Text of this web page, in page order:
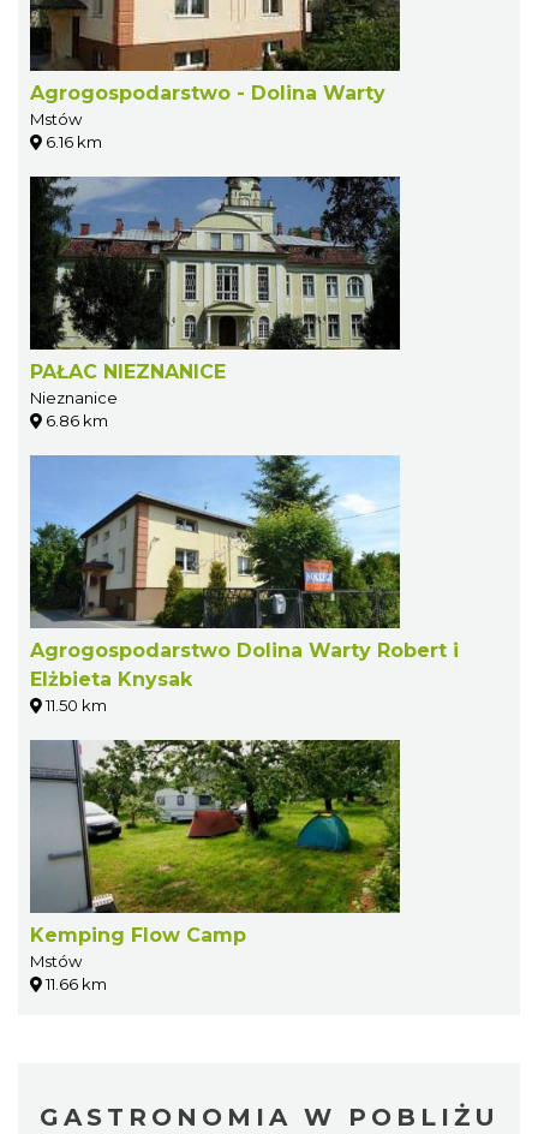
Agrogospodarstwo - Dolina Warty
Mstów
6.16 km
PAŁAC NIEZNANICE
Nieznanice
6.86 km
Agrogospodarstwo Dolina Warty Robert i
Elżbieta Knysak
11.50 km
Kemping Flow Camp
Mstów
11.66 km
GASTRONOMIA W POBLIŻU